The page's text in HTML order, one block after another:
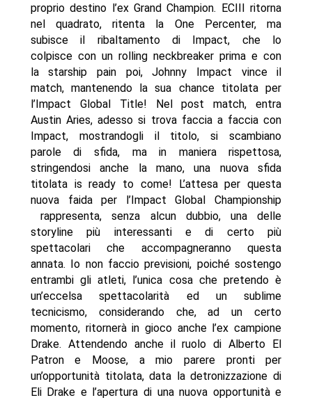
proprio destino l’ex Grand Champion. ECIII ritorna
nel quadrato, ritenta la One Percenter, ma
subisce il ribaltamento di Impact, che lo
colpisce con un rolling neckbreaker prima e con
la starship pain poi, Johnny Impact vince il
match, mantenendo la sua chance titolata per
l’Impact Global Title! Nel post match, entra
Austin Aries, adesso si trova faccia a faccia con
Impact, mostrandogli il titolo, si scambiano
parole di sfida, ma in maniera rispettosa,
stringendosi anche la mano, una nuova sfida
titolata is ready to come! L’attesa per questa
nuova faida per l’Impact Global Championship
rappresenta, senza alcun dubbio, una delle
storyline più interessanti e di certo più
spettacolari che accompagneranno questa
annata. Io non faccio previsioni, poiché sostengo
entrambi gli atleti, l’unica cosa che pretendo è
un’eccelsa spettacolarità ed un sublime
tecnicismo, considerando che, ad un certo
momento, ritornerà in gioco anche l’ex campione
Drake. Attendendo anche il ruolo di Alberto El
Patron e Moose, a mio parere pronti per
un’opportunità titolata, data la detronizzazione di
Eli Drake e l’apertura di una nuova opportunità e